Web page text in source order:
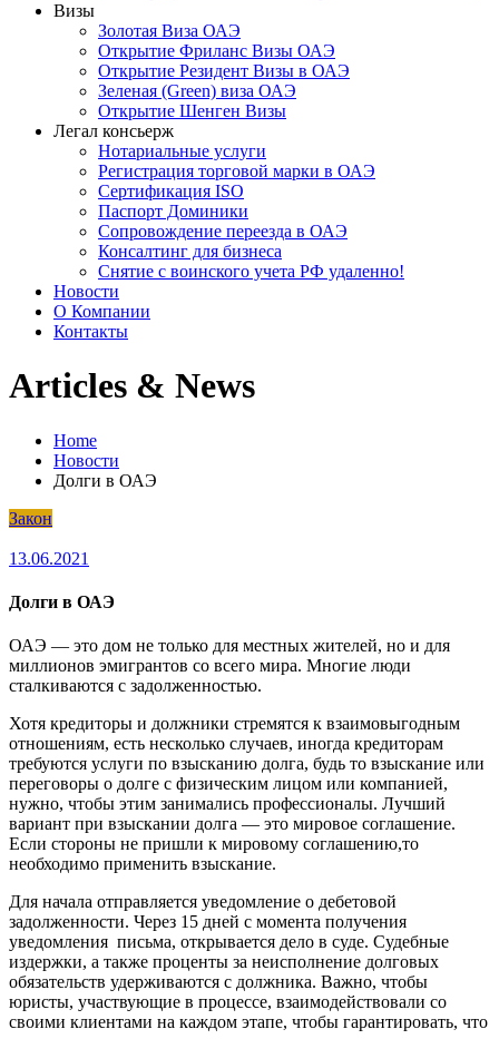
Визы
Золотая Виза ОАЭ
Открытие Фриланс Визы ОАЭ
Открытие Резидент Визы в ОАЭ
Зеленая (Green) виза ОАЭ
Открытие Шенген Визы
Легал консьерж
Нотариальные услуги
Регистрация торговой марки в ОАЭ
Сертификация ISO
Паспорт Доминики
Сопровождение переезда в ОАЭ
Консалтинг для бизнеса
Снятие с воинского учета РФ удаленно!
Новости
О Компании
Контакты
Articles & News
Home
Новости
Долги в ОАЭ
Закон
13.06.2021
Долги в ОАЭ
ОАЭ — это дом не только для местных жителей, но и для
миллионов эмигрантов со всего мира. Многие люди
сталкиваются с задолженностью.
Хотя кредиторы и должники стремятся к взаимовыгодным
отношениям, есть несколько случаев, иногда кредиторам
требуются услуги по взысканию долга, будь то взыскание или
переговоры о долге с физическим лицом или компанией,
нужно, чтобы этим занимались профессионалы. Лучший
вариант при взыскании долга — это мировое соглашение.
Если стороны не пришли к мировому соглашению,то
необходимо применить взыскание.
Для начала отправляется уведомление о дебетовой
задолженности. Через 15 дней с момента получения
уведомления письма, открывается дело в суде. Судебные
издержки, а также проценты за неисполнение долговых
обязательств удерживаются с должника. Важно, чтобы
юристы, участвующие в процессе, взаимодействовали со
своими клиентами на каждом этапе, чтобы гарантировать, что